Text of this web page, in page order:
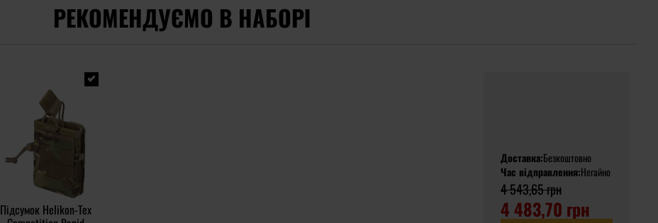
РЕКОМЕНДУЄМО В НАБОРІ
Підсумок Helikon-Tex
Доставка:Безкоштовно
Час відправлення:Негайно
4 543,65 грн
4 483,70 грн